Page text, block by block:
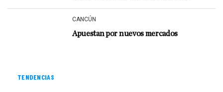
CANCÚN
Apuestan por nuevos mercados
TENDENCIAS